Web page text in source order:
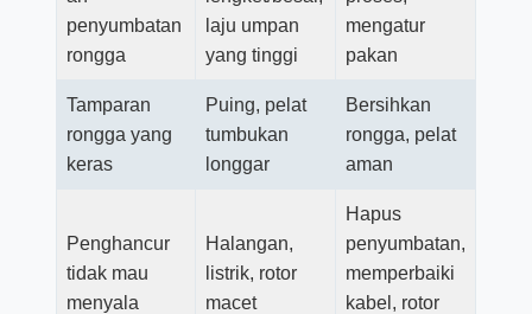
penyumbatan
rongga
laju umpan
yang tinggi
mengatur
pakan
Tamparan
rongga yang
keras
Puing, pelat
tumbukan
longgar
Bersihkan
rongga, pelat
aman
Penghancur
tidak mau
menyala
Halangan,
listrik, rotor
macet
Hapus
penyumbatan,
memperbaiki
kabel, rotor